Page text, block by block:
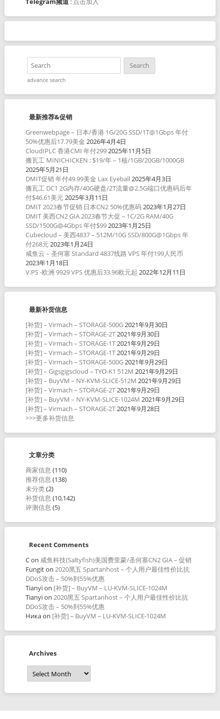
advance search
最新推荐&促销
Greenwebpage – 日本/香港 1G/20G SSD/1T@1Gbps 年付
50%优惠后17.79美金 2026年4月4日
CloudIPLC 香港CMI 年付2992025年11月5日
搬瓦工 MINICHICKEN : $19/年 – 1核/1GB/20GB/1000GB
2025年5月21日
DMIT促销 年付49.99美金 Lax Eyeball 2025年4月3日
搬瓦工 DC1 2G内存/40G硬盘/2T流量@2.5G端口优惠码后年
付$46.61美元2025年3月11日
DMIT 2023春节促销 日本CN2 50%优惠码2023年1月27日
DMIT 美西CN2 GIA 2023春节大促 – 1C/2G RAM/40G
SSD/1500G@4Gbps 年付$992023年1月25日
Cubecloud – 美西4837 – 512M/10G SSD/800G@1Gbps 年
付268元2023年1月24日
咸鱼云 – 圣何塞 Standard 4837线路 VPS 年付199人民币
2023年1月18日
V.PS -欧洲 9929 VPS 优惠后33.96欧元起 2022年12月11日
最新补货信息
[补货] – Virmach – STORAGE-500G2021年9月30日
[补货] – Virmach – STORAGE-2T2021年9月30日
[补货] – Virmach – STORAGE-1T2021年9月29日
[补货] – Virmach – STORAGE-1T2021年9月29日
[补货] – Virmach – STORAGE-500G2021年9月29日
[补货] – Gigsgigscloud – TYO-K1 512M 2021年9月29日
[补货] – BuyVM – NY-KVM-SLICE-512M 2021年9月29日
[补货] – Virmach – STORAGE-2T2021年9月29日
[补货] – BuyVM – NY-KVM-SLICE-1024M 2021年9月29日
[补货] – Virmach – STORAGE-2T2021年9月28日
>>>更多补货信息
文章分类
商家信息 (110)
推荐信息 (138)
未分类(2)
补货信息 (10,142)
评测信息 (5)
Recent Comments
Con 咸鱼科技(Saltyfish)美国费里蒙/圣何塞CN2 GIA – 促销
Fungiton 2020黑五 Spartanhost – 个人用户最佳性价比抗
DDoS攻击 – 50%到55%优惠
Tianyion [补货] – BuyVM – LU-KVM-SLICE-1024M
Tianyion 2020黑五 Spartanhost – 个人用户最佳性价比抗
DDoS攻击 – 50%到55%优惠
Никаon [补货] – BuyVM – LU-KVM-SLICE-1024M
Archives
Archives